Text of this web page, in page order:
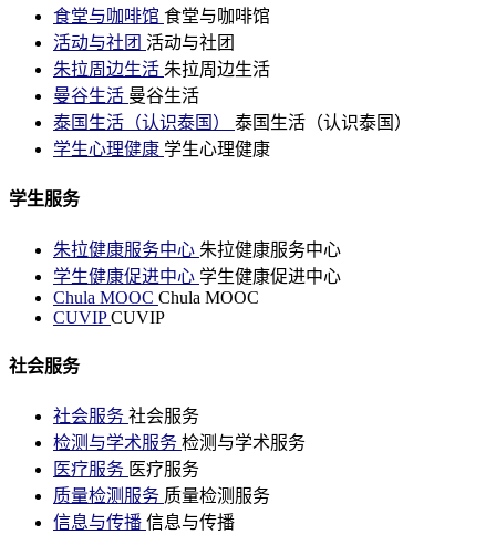
食堂与咖啡馆 食堂与咖啡馆
活动与社团 活动与社团
朱拉周边生活 朱拉周边生活
曼谷生活 曼谷生活
泰国生活（认识泰国） 泰国生活（认识泰国）
学生心理健康 学生心理健康
学生服务
朱拉健康服务中心 朱拉健康服务中心
学生健康促进中心 学生健康促进中心
Chula MOOC Chula MOOC
CUVIPCUVIP
社会服务
社会服务 社会服务
检测与学术服务 检测与学术服务
医疗服务 医疗服务
质量检测服务 质量检测服务
信息与传播 信息与传播